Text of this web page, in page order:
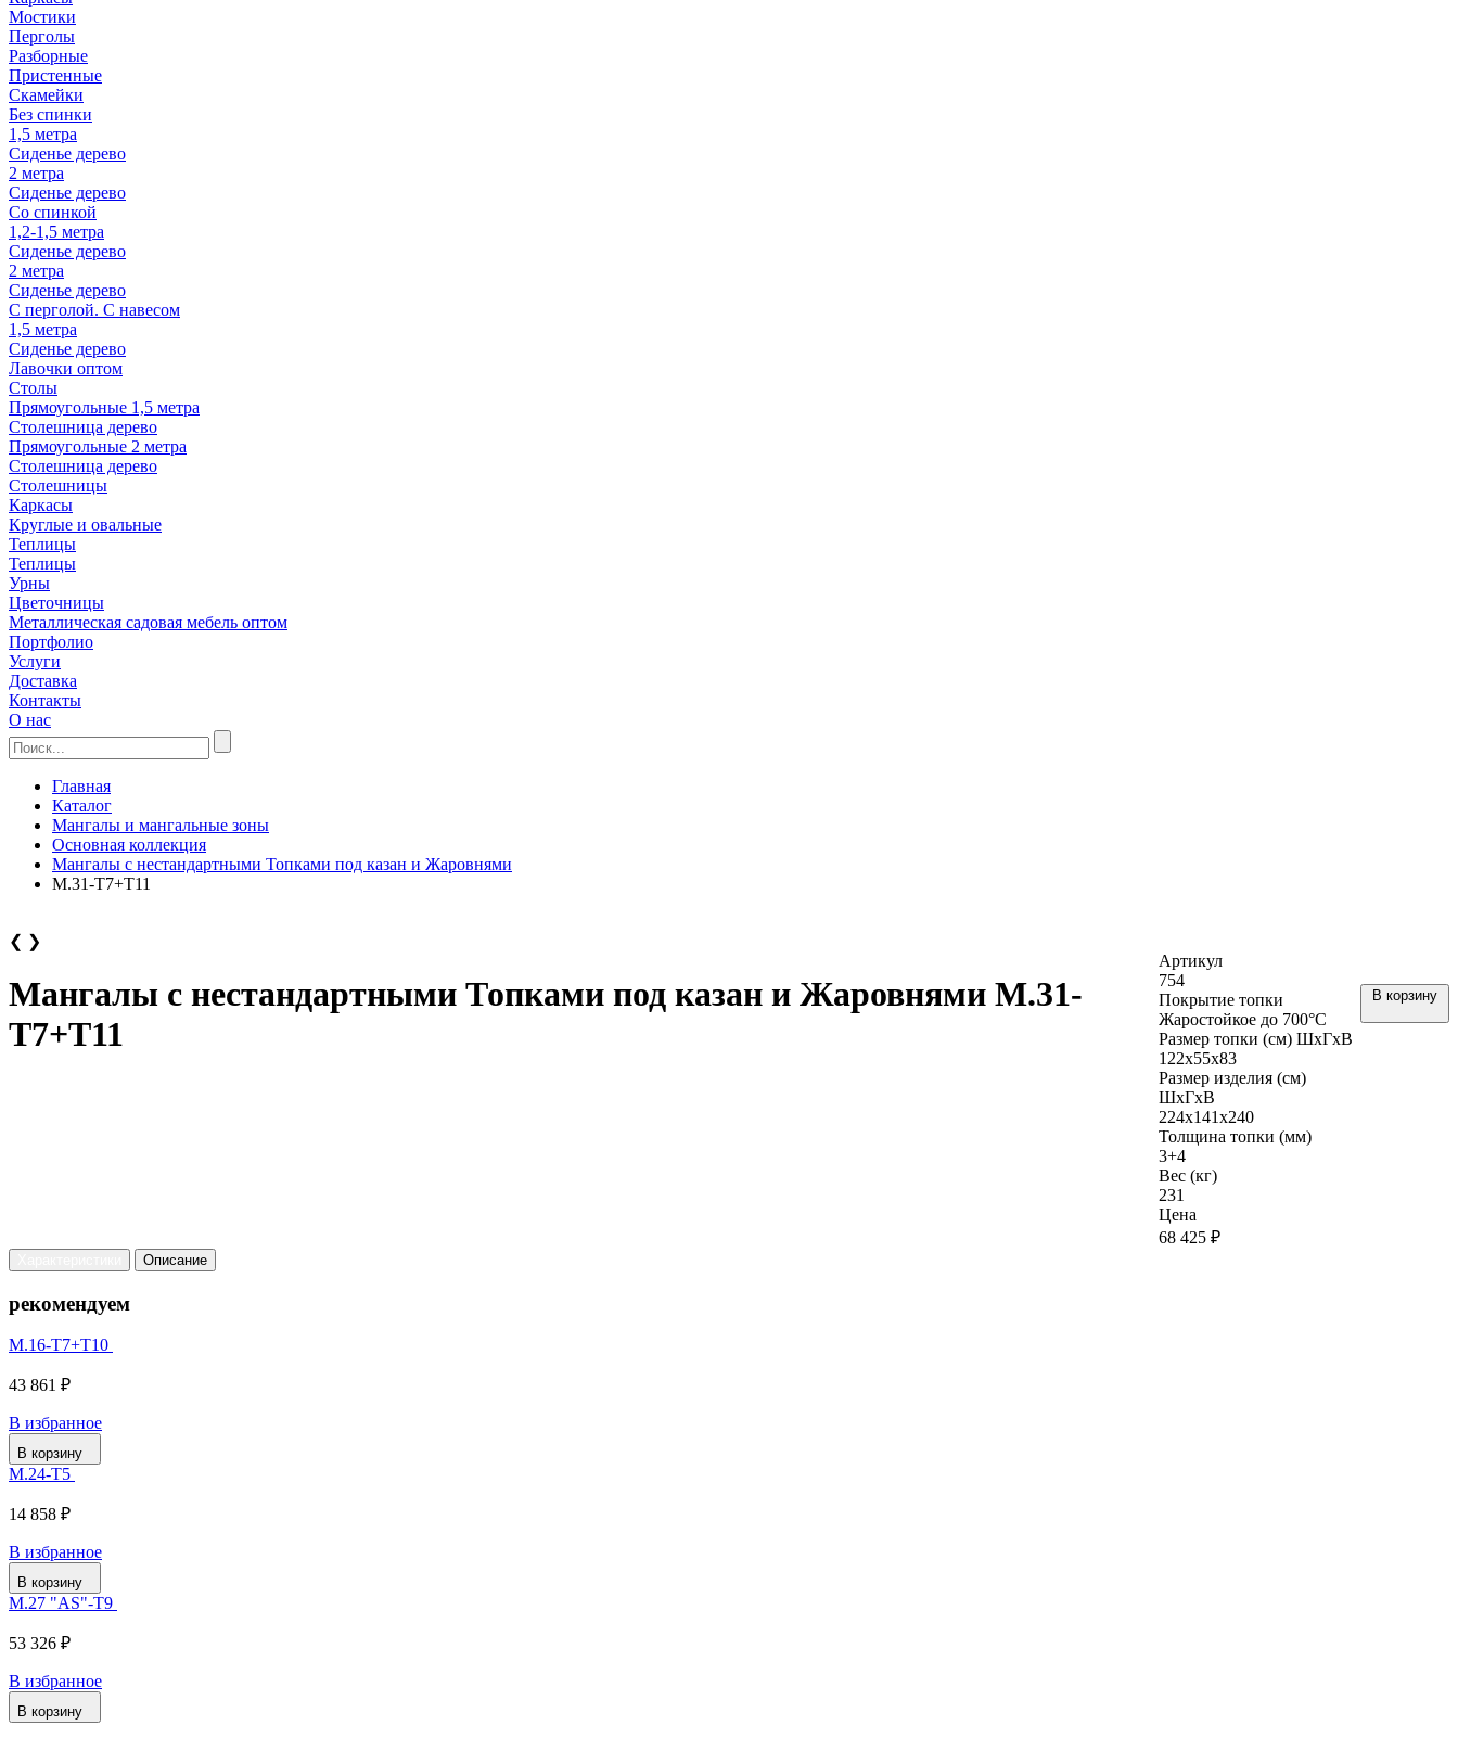
Мостики
Перголы
Разборные
Пристенные
Скамейки
Без спинки
1,5 метра
Сиденье дерево
2 метра
Сиденье дерево
Со спинкой
1,2-1,5 метра
Сиденье дерево
2 метра
Сиденье дерево
С перголой. С навесом
1,5 метра
Сиденье дерево
Лавочки оптом
Столы
Прямоугольные 1,5 метра
Столешница дерево
Прямоугольные 2 метра
Столешница дерево
Столешницы
Каркасы
Круглые и овальные
Теплицы
Теплицы
Урны
Цветочницы
Металлическая садовая мебель оптом
Портфолио
Услуги
Доставка
Контакты
О нас
Главная
Каталог
Мангалы и мангальные зоны
Основная коллекция
Мангалы с нестандартными Топками под казан и Жаровнями
М.31-Т7+Т11
❮ ❯
Мангалы с нестандартными Топками под казан и Жаровнями М.31-
Т7+Т11
Артикул
754
Покрытие топки
Жаростойкое до 700°С
Размер топки (см) ШхГхВ
122х55х83
Размер изделия (см)
ШхГхВ
224х141х240
Толщина топки (мм)
3+4
Вес (кг)
231
Цена
68 425 ₽
В корзину
Описание
рекомендуем
М.16-Т7+Т10
43 861 ₽
В избранное
В корзину
М.24-Т5
14 858 ₽
В избранное
В корзину
М.27 "AS"-Т9
53 326 ₽
В избранное
В корзину